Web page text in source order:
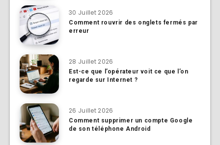
30 Juillet 2026
Comment rouvrir des onglets fermés par
erreur
28 Juillet 2026
Est-ce que l’opérateur voit ce que l’on
regarde sur Internet ?
26 Juillet 2026
Comment supprimer un compte Google
de son téléphone Android